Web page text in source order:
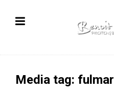
Media tag: fulmar